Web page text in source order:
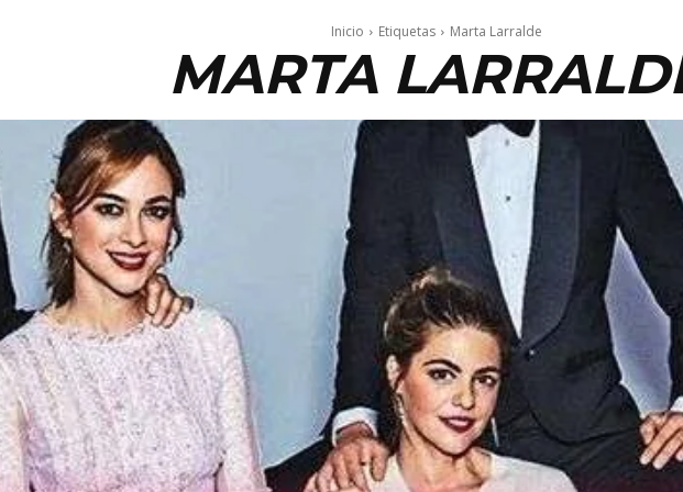
Inicio Etiquetas Marta Larralde
MARTA